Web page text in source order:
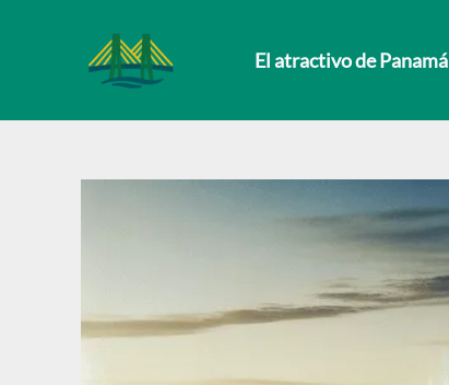
El atractivo de Panamá